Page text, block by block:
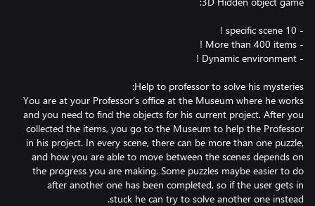
You are at your Professor’s office at the Museum where he works
and you need to find the objects for his current project. After you
collected the items, you go to the Museum to help the Professor
in his project. In every scene, there can be more than one puzzle,
and how you are able to move between the scenes depends on
the progress you are making. Some puzzles maybe easier to do
after another one has been completed, so if the user gets in
stuck he can try to solve another one instead.